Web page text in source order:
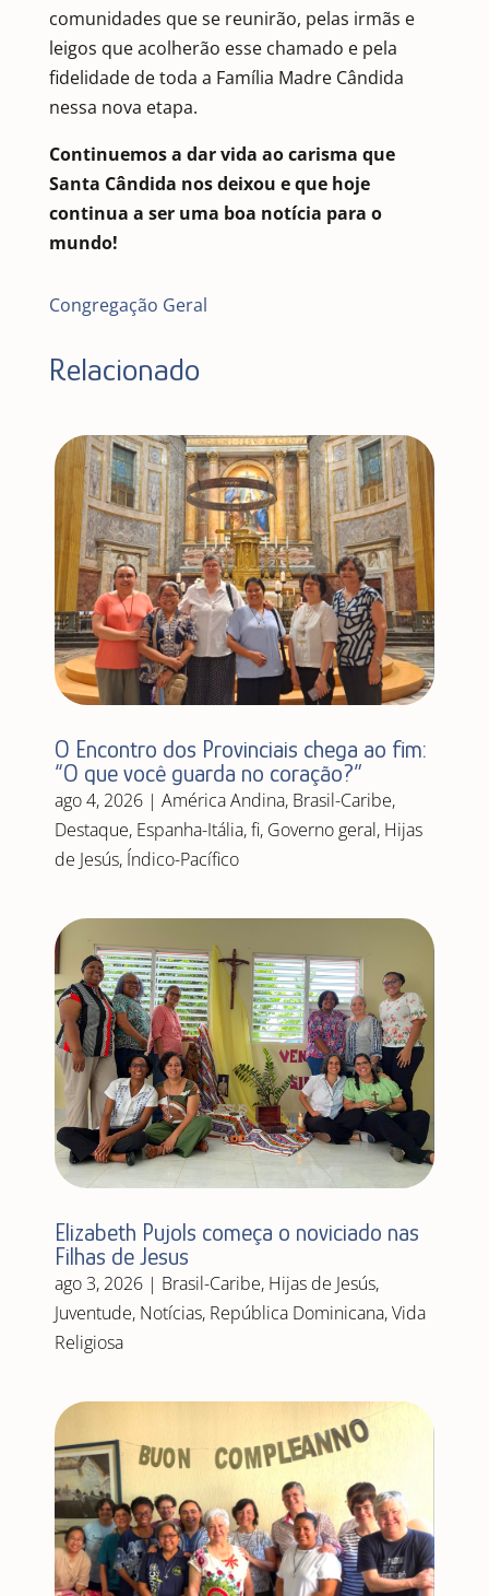
comunidades que se reunirão, pelas irmãs e
leigos que acolherão esse chamado e pela
fidelidade de toda a Família Madre Cândida
nessa nova etapa.
Continuemos a dar vida ao carisma que
Santa Cândida nos deixou e que hoje
continua a ser uma boa notícia para o
mundo!
Congregação Geral
Relacionado
O Encontro dos Provinciais chega ao fim:
“O que você guarda no coração?”
ago 4, 2026| América Andina, Brasil-Caribe,
Destaque, Espanha-Itália,fi, Governo geral, Hijas
de Jesús, Índico-Pacífico
Elizabeth Pujols começa o noviciado nas
Filhas de Jesus
ago 3, 2026| Brasil-Caribe, Hijas de Jesús,
Juventude, Notícias, República Dominicana,Vida
Religiosa